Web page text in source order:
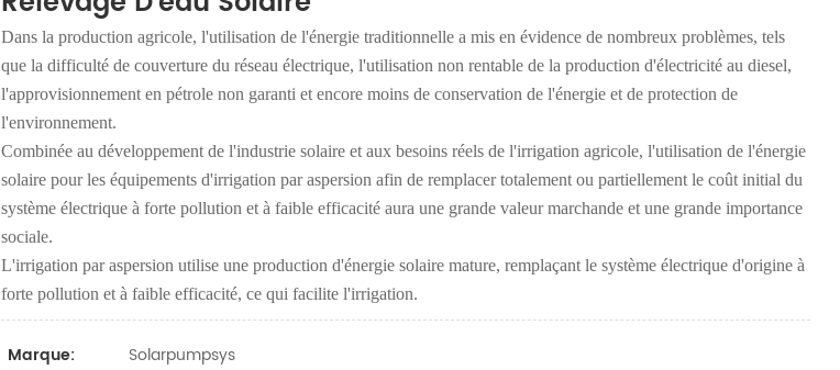
Dans la production agricole, l'utilisation de l'énergie traditionnelle a mis en évidence de nombreux problèmes, tels
que la difficulté de couverture du réseau électrique, l'utilisation non rentable de la production d'électricité au diesel,
l'approvisionnement en pétrole non garanti et encore moins de conservation de l'énergie et de protection de
l'environnement.
Combinée au développement de l'industrie solaire et aux besoins réels de l'irrigation agricole, l'utilisation de l'énergie
solaire pour les équipements d'irrigation par aspersion afin de remplacer totalement ou partiellement le coût initial du
système électrique à forte pollution et à faible efficacité aura une grande valeur marchande et une grande importance
sociale.
L'irrigation par aspersion utilise une production d'énergie solaire mature, remplaçant le système électrique d'origine à
forte pollution et à faible efficacité, ce qui facilite l'irrigation.
Marque:
Solarpumpsys